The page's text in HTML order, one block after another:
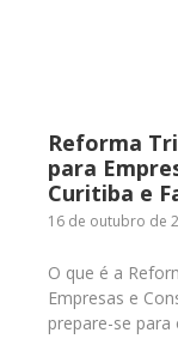
Reforma
para
Curitiba e
16 de outubro de
O que é a
Empresas e
prepare-se